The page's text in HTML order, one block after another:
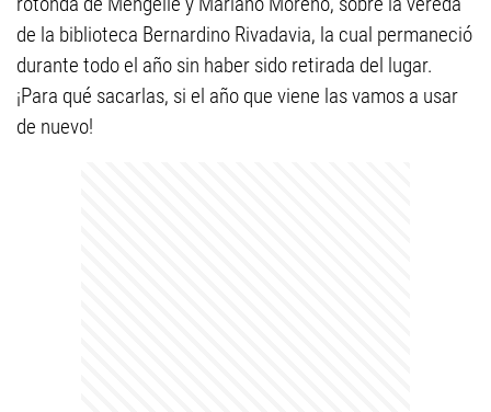
de la biblioteca Bernardino Rivadavia, la cual permaneció
durante todo el año sin haber sido retirada del lugar.
¡Para qué sacarlas, si el año que viene las vamos a usar
de nuevo!